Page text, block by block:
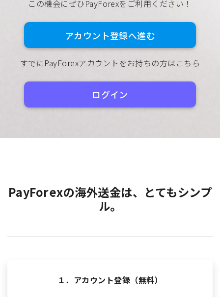
この機会にぜひPayForexをご利用ください！
すでにPayForexアカウントをお持ちの方はこちら
アカウント登録へ進む
ログイン
PayForexの海外送金は、とてもシンプ
ル。
１．アカウント登録（無料）